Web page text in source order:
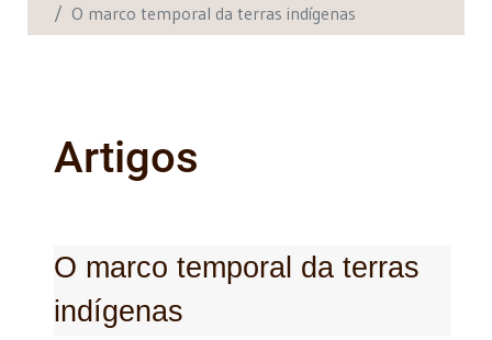
O marco temporal da terras indígenas
Artigos
O marco temporal da terras
indígenas